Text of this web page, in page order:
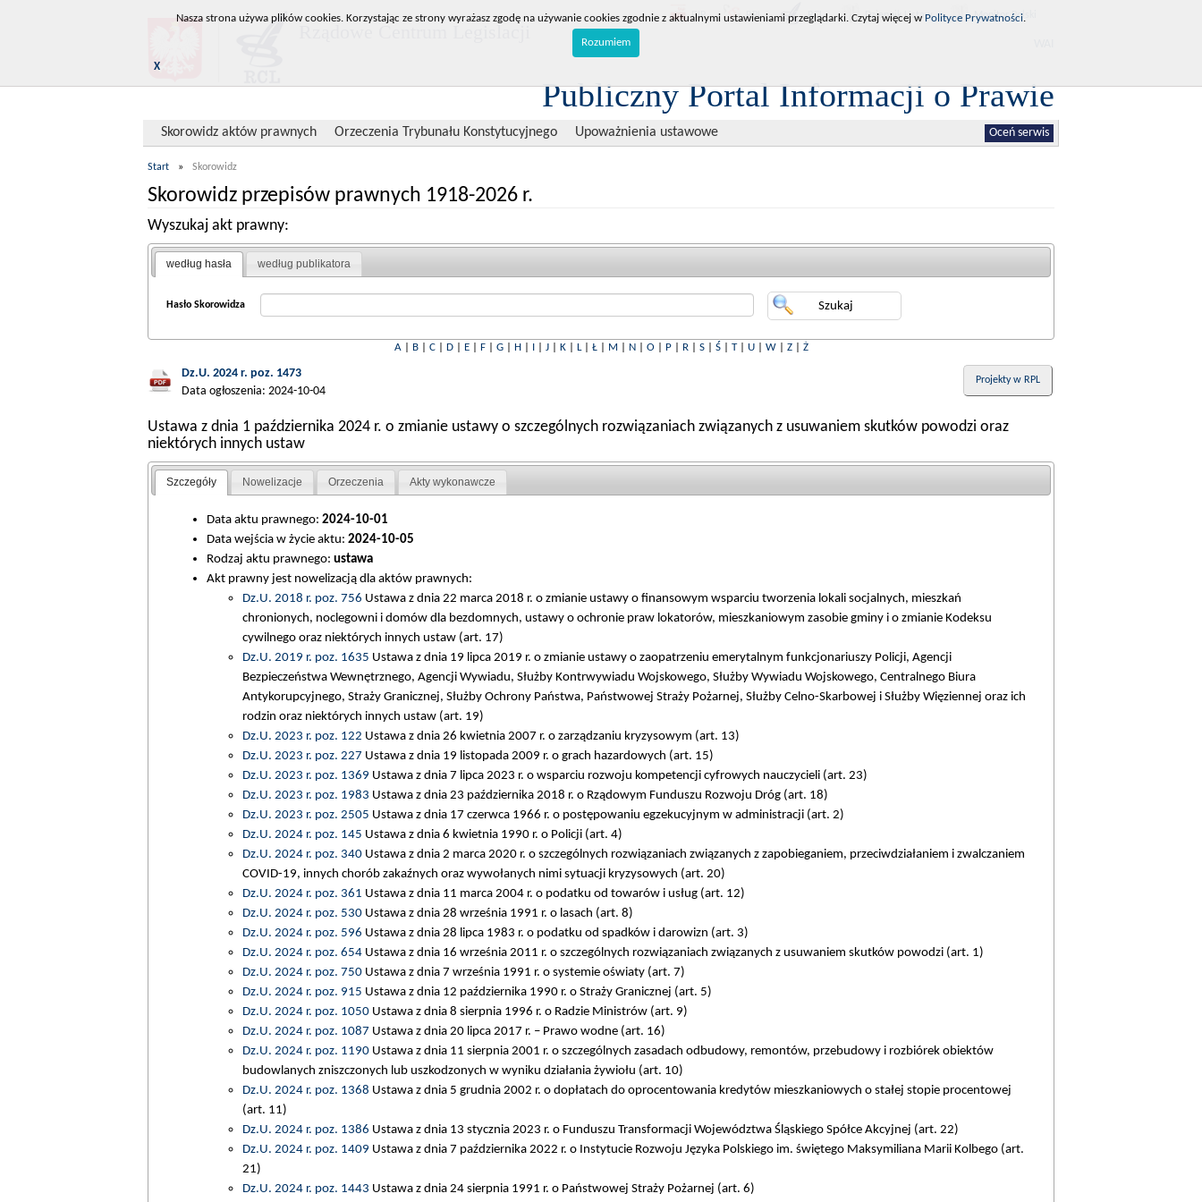
BIP RPL RCL Dziennik Ustaw Monitor Polski
Publiczny Portal Informacji o Prawie
Skorowidz aktów prawnych Orzeczenia Trybunału Konstytucyjnego Upoważnienia ustawowe Oceń serwis
Start » Skorowidz
Skorowidz przepisów prawnych 1918-2026 r.
Wyszukaj akt prawny:
według hasła według publikatora
Hasło Skorowidza
A| B| C| D| E| F| G| H| I| J| K| L| Ł| M N| O| P| R| S| Ś| T| U| W| Z| Ż
Dz.U. 2024 r. poz. 1473
Data ogłoszenia: 2024-10-04
Projekty w RPL
Ustawa z dnia 1 października 2024 r. o zmianie ustawy o szczególnych rozwiązaniach związanych z usuwaniem skutków powodzi oraz
niektórych innych ustaw
Szczegóły Nowelizacje Orzeczenia Akty wykonawcze
Data aktu prawnego: 2024-10-01
Data wejścia w życie aktu: 2024-10-05
Rodzaj aktu prawnego: ustawa
Akt prawny jest nowelizacją dla aktów prawnych:
Dz.U. 2018 r. poz. 756 Ustawa z dnia 22 marca 2018 r. o zmianie ustawy o finansowym wsparciu tworzenia lokali socjalnych, mieszkań
chronionych, noclegowni i domów dla bezdomnych, ustawy o ochronie praw lokatorów, mieszkaniowym zasobie gminy i o zmianie Kodeksu
cywilnego oraz niektórych innych ustaw (art. 17)
Dz.U. 2019 r. poz. 1635 Ustawa z dnia 19 lipca 2019 r. o zmianie ustawy o zaopatrzeniu emerytalnym funkcjonariuszy Policji, Agencji
Bezpieczeństwa Wewnętrznego, Agencji Wywiadu, Służby Kontrwywiadu Wojskowego, Służby Wywiadu Wojskowego, Centralnego Biura
Antykorupcyjnego, Straży Granicznej, Służby Ochrony Państwa, Państwowej Straży Pożarnej, Służby Celno-Skarbowej i Służby Więziennej oraz ich
rodzin oraz niektórych innych ustaw (art. 19)
Dz.U. 2023 r. poz. 122 Ustawa z dnia 26 kwietnia 2007 r. o zarządzaniu kryzysowym (art. 13)
Dz.U. 2023 r. poz. 227 Ustawa z dnia 19 listopada 2009 r. o grach hazardowych (art. 15)
Dz.U. 2023 r. poz. 1369 Ustawa z dnia 7 lipca 2023 r. o wsparciu rozwoju kompetencji cyfrowych nauczycieli (art. 23)
Dz.U. 2023 r. poz. 1983 Ustawa z dnia 23 października 2018 r. o Rządowym Funduszu Rozwoju Dróg (art. 18)
Dz.U. 2023 r. poz. 2505 Ustawa z dnia 17 czerwca 1966 r. o postępowaniu egzekucyjnym w administracji (art. 2)
Dz.U. 2024 r. poz. 145 Ustawa z dnia 6 kwietnia 1990 r. o Policji (art. 4)
Dz.U. 2024 r. poz. 340Ustawa z dnia 2 marca 2020 r. o szczególnych rozwiązaniach związanych z zapobieganiem, przeciwdziałaniem i zwalczaniem
COVID-19, innych chorób zakaźnych oraz wywołanych nimi sytuacji kryzysowych (art. 20)
Dz.U. 2024 r. poz. 361 Ustawa z dnia 11 marca 2004 r. o podatku od towarów i usług (art. 12)
Dz.U. 2024 r. poz. 530Ustawa z dnia 28 września 1991 r. o lasach (art. 8)
Dz.U. 2024 r. poz. 596 Ustawa z dnia 28 lipca 1983 r. o podatku od spadków i darowizn (art. 3)
Dz.U. 2024 r. poz. 654Ustawa z dnia 16 września 2011 r. o szczególnych rozwiązaniach związanych z usuwaniem skutków powodzi (art. 1)
Dz.U. 2024 r. poz. 750Ustawa z dnia 7 września 1991 r. o systemie oświaty (art. 7)
Dz.U. 2024 r. poz. 915 Ustawa z dnia 12 października 1990 r. o Straży Granicznej (art. 5)
Dz.U. 2024 r. poz. 1050Ustawa z dnia 8 sierpnia 1996 r. o Radzie Ministrów (art. 9)
Dz.U. 2024 r. poz. 1087 Ustawa z dnia 20 lipca 2017 r. – Prawo wodne (art. 16)
Dz.U. 2024 r. poz. 1190Ustawa z dnia 11 sierpnia 2001 r. o szczególnych zasadach odbudowy, remontów, przebudowy i rozbiórek obiektów
budowlanych zniszczonych lub uszkodzonych w wyniku działania żywiołu (art. 10)
Dz.U. 2024 r. poz. 1368 Ustawa z dnia 5 grudnia 2002 r. o dopłatach do oprocentowania kredytów mieszkaniowych o stałej stopie procentowej
(art. 11)
Dz.U. 2024 r. poz. 1386 Ustawa z dnia 13 stycznia 2023 r. o Funduszu Transformacji Województwa Śląskiego Spółce Akcyjnej (art. 22)
Dz.U. 2024 r. poz. 1409 Ustawa z dnia 7 października 2022 r. o Instytucie Rozwoju Języka Polskiego im. świętego Maksymiliana Marii Kolbego (art.
21)
Dz.U. 2024 r. poz. 1443 Ustawa z dnia 24 sierpnia 1991 r. o Państwowej Straży Pożarnej (art. 6)
Nasza strona używa plików cookies. Korzystając ze strony wyrażasz zgodę na używanie cookies zgodnie z aktualnymi ustawieniami przeglądarki. Czytaj więcej w Polityce Prywatności.
Rozumiem
X